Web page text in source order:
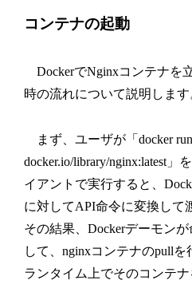
コンテナの起動
DockerでNginxコンテナを
時の流れについて説明します
まず、ユーザが「docker
docker.io/library/nginx:latest」
イアントで実行すると、
に対してAPI命令に変換して
その結果、Dockerデーモン
して、nginxコンテナのpullを
ランタイム上でそのコンテ